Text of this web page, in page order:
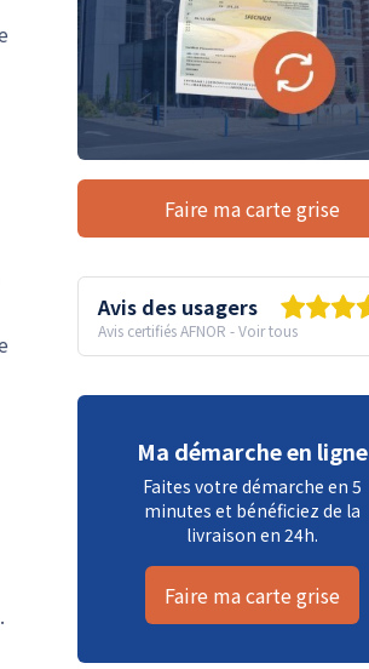
Faire ma carte grise
Avis des usagers
Avis certifiés AFNOR -Voir tous
Ma démarche en ligne
Faites votre démarche en 5
minutes et bénéficiez de la
livraison en 24h.
Faire ma carte grise